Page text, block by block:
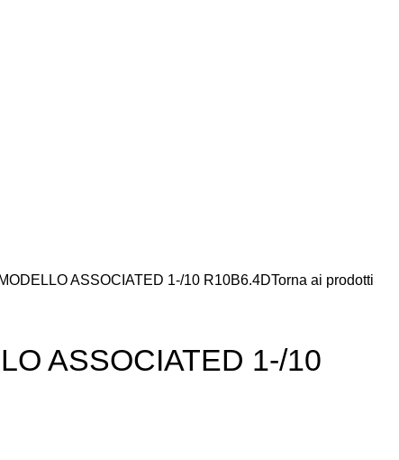
ASSOCIATED 1-/10 R10B6.4DTorna ai prodotti
ASSOCIATED 1-/10